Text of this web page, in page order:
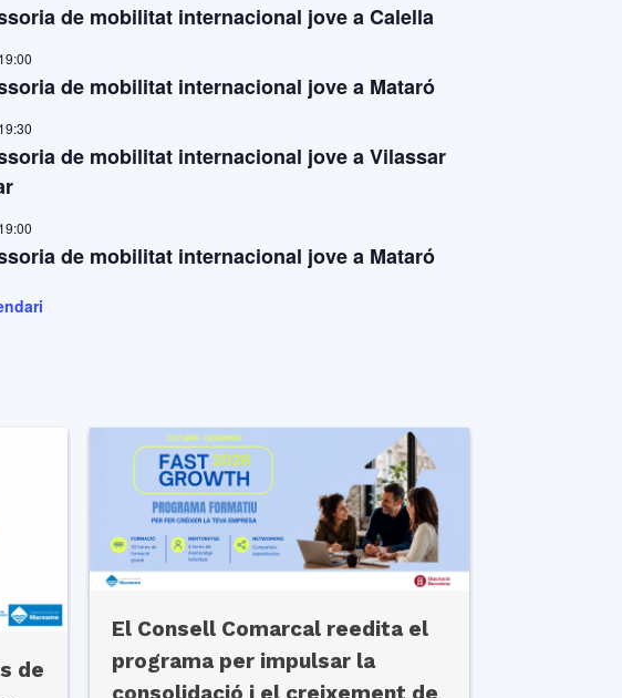
de mobilitat internacional jove a Calella
19:00
de mobilitat internacional jove a Mataró
19:30
de mobilitat internacional jove a Vilassar
19:00
de mobilitat internacional jove a Mataró
de
El Consell Comarcal reedita el
programa per impulsar la